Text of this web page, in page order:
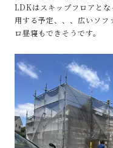
LDKはスキップフロアと
用する予定、、、広いソ
ロ昼寝もできそうです。